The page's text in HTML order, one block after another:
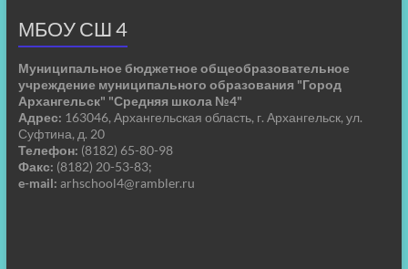
МБОУ СШ 4
Муниципальное бюджетное общеобразовательное
учреждение муниципального образования "Город
Архангельск" "Средняя школа №4"
Адрес: 163046, Архангельская область, г. Архангельск, ул.
Суфтина, д. 20
Телефон: (8182) 65-80-98
Факс: (8182) 20-53-83;
e-mail: arhschool4@rambler.ru